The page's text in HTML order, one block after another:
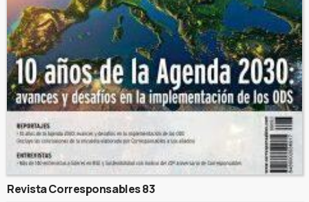
Revista Corresponsables 83